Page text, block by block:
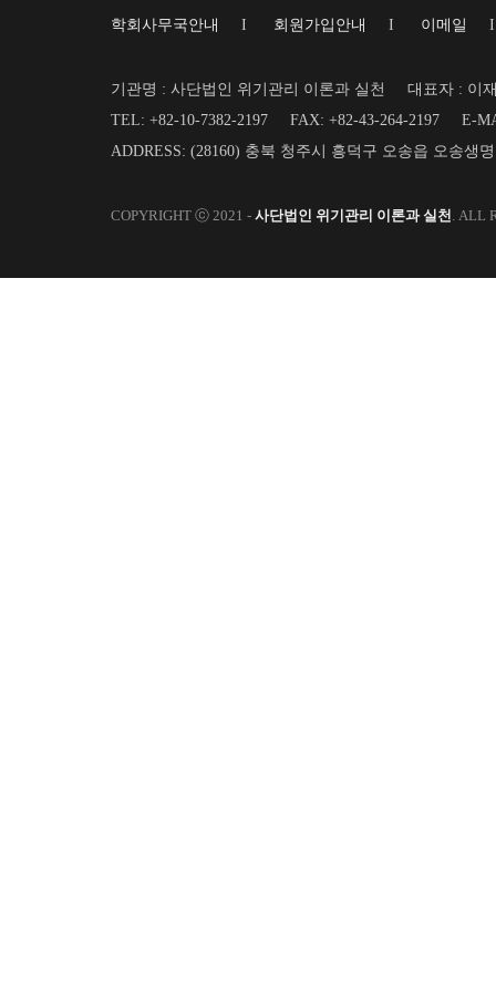
학회사무국안내 I 회원가입안내 I 이메일
기관명 : 사단법인 위기관리 이론과 실천
대표자 : 이
TEL: +82-10-7382-2197
FAX: +82-43-264-2197
E-
ADDRESS: (28160) 충북 청주시 흥덕구 오송읍 오송생
COPYRIGHT ⓒ 2021 - 사단법인 위기관리 이론과 실천. ALL